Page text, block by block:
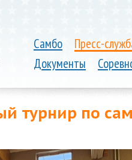
Самбо
Пресс-
Документы
турнир по